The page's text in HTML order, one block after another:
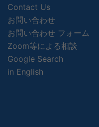
Contact Us
お問い合わせ
お問い合わせ フォーム
Zoom等による相談
Google Search
in English